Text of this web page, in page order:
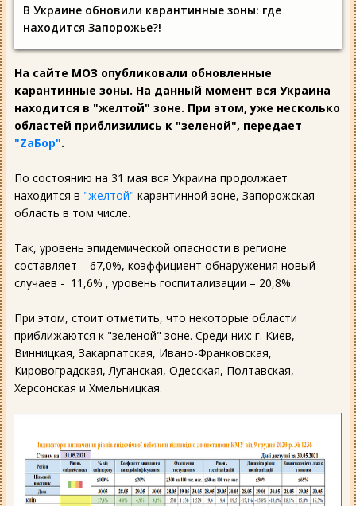
В Украине обновили карантинные зоны: где
находится Запорожье?!
На сайте МОЗ опубликовали обновленные
карантинные зоны. На данный момент вся Украина
находится в "желтой" зоне. При этом, уже несколько
областей приблизились к "зеленой", передает
"ZаБор".
По состоянию на 31 мая вся Украина продолжает
находится в "желтой" карантинной зоне, Запорожская
область в том числе.
Так, уровень эпидемической опасности в регионе
составляет – 67,0%, коэффициент обнаружения новый
случаев - 11,6% , уровень госпитализации – 20,8%.
При этом, стоит отметить, что некоторые области
приближаются к "зеленой" зоне. Среди них: г. Киев,
Винницкая, Закарпатская, Ивано-Франковская,
Кировоградская, Луганская, Одесская, Полтавская,
Херсонская и Хмельницкая.